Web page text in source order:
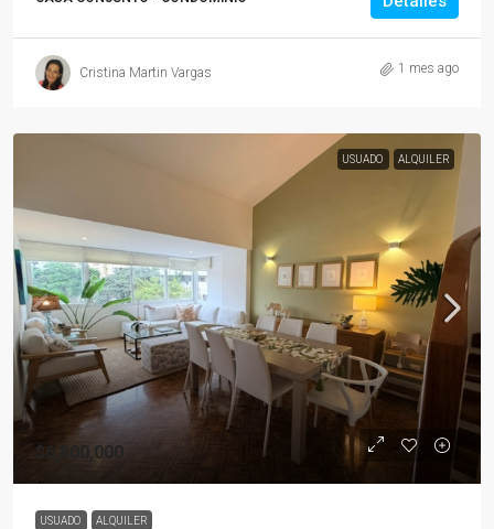
Cristina Martin Vargas 1 mes ago
USUADO ALQUILER
$6,800,000
USUADO ALQUILER